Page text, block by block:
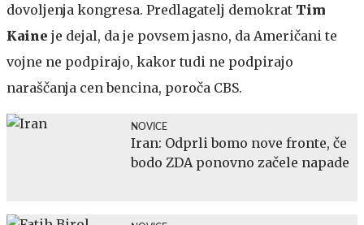
dovoljenja kongresa. Predlagatelj demokrat Tim
Kaine je dejal, da je povsem jasno, da Američani te
vojne ne podpirajo, kakor tudi ne podpirajo
naraščanja cen bencina, poroča CBS.
NOVICE
Iran: Odprli bomo nove fronte, če
bodo ZDA ponovno začele napade